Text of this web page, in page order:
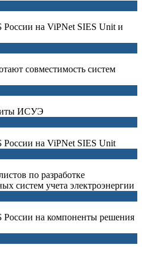
на ViPNet SIES Unit и
совместимость систем
ИСУЭ
на ViPNet SIES Unit
по разработке
систем учета электроэнергии
на компоненты решения